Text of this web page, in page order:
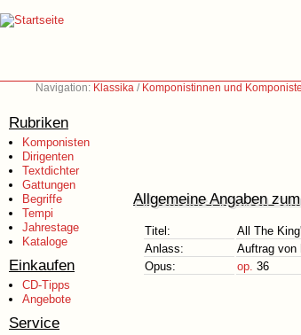
Navigation: Klassika / Komponistinnen und
Rubriken
Komponisten
Dirigenten
Textdichter
Gattungen
Begriffe
Tempi
Jahrestage
Kataloge
Einkaufen
CD-Tipps
Angebote
Service
Allgemeine Angaben
Titel:
All The
Anlass:
Auftrag von
Opus:
op. 36